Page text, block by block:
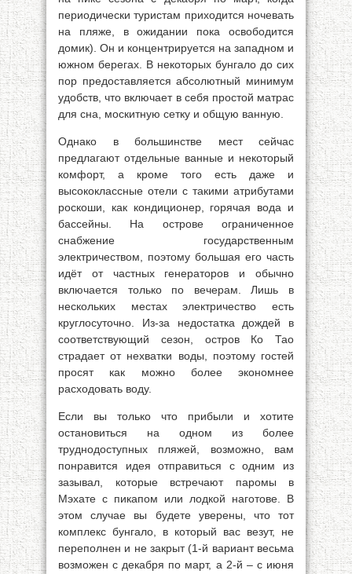
периодически туристам приходится ночевать
на пляже, в ожидании пока освободится
домик). Он и концентрируется на западном и
южном берегах. В некоторых бунгало до сих
пор предоставляется абсолютный минимум
удобств, что включает в себя простой матрас
для сна, москитную сетку и общую ванную.
Однако в большинстве мест сейчас
предлагают отдельные ванные и некоторый
комфорт, а кроме того есть даже и
высококлассные отели с такими атрибутами
роскоши, как кондиционер, горячая вода и
бассейны. На острове ограниченное
снабжение государственным
электричеством, поэтому большая его часть
идёт от частных генераторов и обычно
включается только по вечерам. Лишь в
нескольких местах электричество есть
круглосуточно. Из-за недостатка дождей в
соответствующий сезон, остров Ко Тао
страдает от нехватки воды, поэтому гостей
просят как можно более экономнее
расходовать воду.
Если вы только что прибыли и хотите
остановиться на одном из более
труднодоступных пляжей, возможно, вам
понравится идея отправиться с одним из
зазывал, которые встречают паромы в
Мэхате с пикапом или лодкой наготове. В
этом случае вы будете уверены, что тот
комплекс бунгало, в который вас везут, не
переполнен и не закрыт (1-й вариант весьма
возможен с декабря по март, а 2-й – с июня